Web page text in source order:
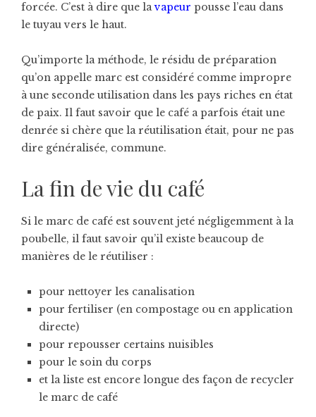
forcée. C’est à dire que lavapeur pousse l’eau dans
le tuyau vers le haut.
Qu’importe la méthode, le résidu de préparation
qu’on appelle marc est considéré comme impropre
à une seconde utilisation dans les pays riches en état
de paix. Il faut savoir que le café a parfois était une
denrée si chère que la réutilisation était, pour ne pas
dire généralisée, commune.
La fin de vie du café
Si le marc de café est souvent jeté négligemment à la
poubelle, il faut savoir qu’il existe beaucoup de
manières de le réutiliser :
pour nettoyer les canalisation
pour fertiliser (en compostage ou en application
directe)
pour repousser certains nuisibles
pour le soin du corps
et la liste est encore longue des façon de recycler
le marc de café